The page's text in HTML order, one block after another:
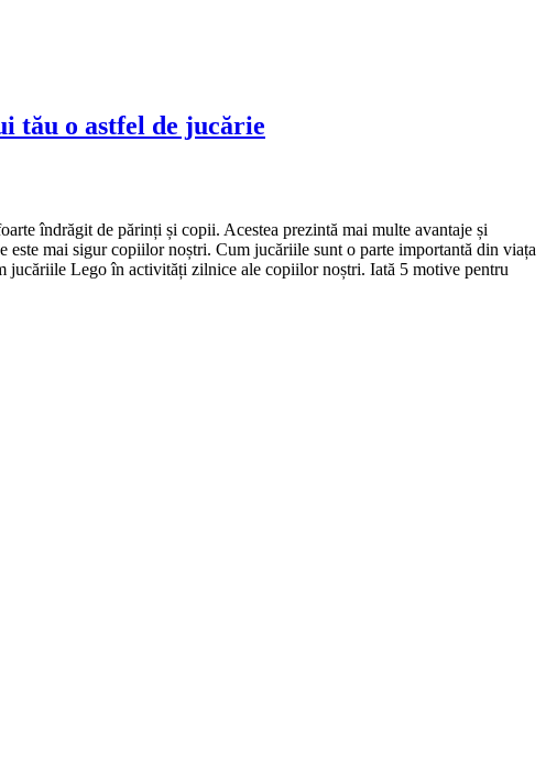
tău o astfel de jucărie
îndrăgit de părinți și copii. Acestea prezintă mai multe avantaje și
mai sigur copiilor noștri. Cum jucăriile sunt o parte importantă din viața
jucăriile Lego în activități zilnice ale copiilor noștri. Iată 5 motive pentru